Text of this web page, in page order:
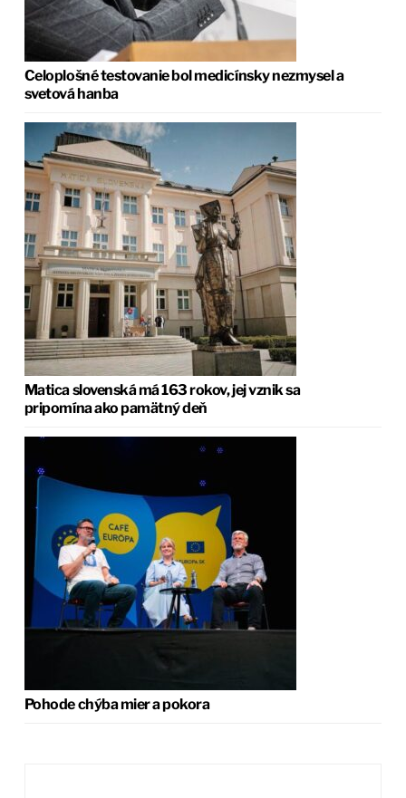
Celoplošné testovanie bol medicínsky nezmysel a
svetová hanba
Matica slovenská má 163 rokov, jej vznik sa
pripomína ako pamätný deň
Pohode chýba mier a pokora